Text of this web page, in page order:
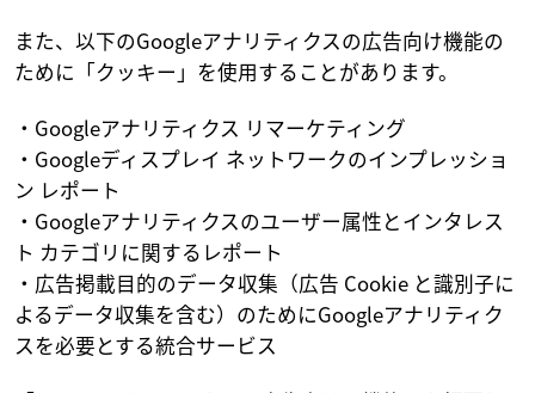
また、以下のGoogleアナリティクスの広告向け機能の
ために「クッキー」を使用することがあります。
・Googleアナリティクス リマーケティング
・Googleディスプレイ ネットワークのインプレッショ
ン レポート
・Googleアナリティクスのユーザー属性とインタレス
ト カテゴリに関するレポート
・広告掲載目的のデータ収集（広告 Cookie と識別子に
よるデータ収集を含む）のためにGoogleアナリティク
スを必要とする統合サービス